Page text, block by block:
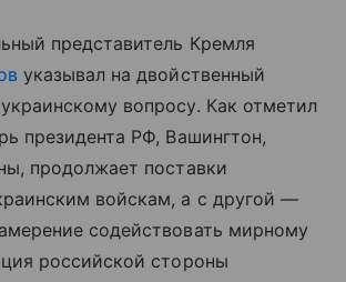
представитель Кремля
указывал на двойственный
вопросу. Как отметил
президента РФ, Вашингтон,
продолжает поставки
войскам, а с другой —
содействовать мирному
российской стороны